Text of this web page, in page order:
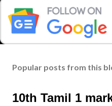
Popular posts from this
10th Tamil 1